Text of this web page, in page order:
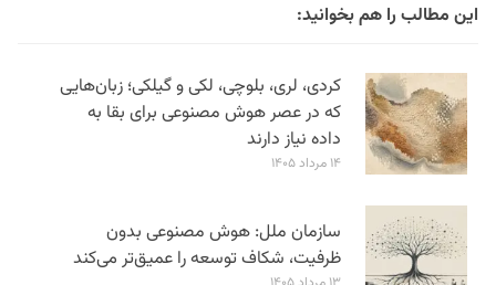
این مطالب را هم بخوانید:
کردی، لری، بلوچی، لکی و گیلکی؛ زبان‌هایی
که در عصر هوش مصنوعی برای بقا به
داده نیاز دارند
۱۴ مرداد ۱۴۰۵
سازمان ملل: هوش مصنوعی بدون
ظرفیت، شکاف توسعه را عمیق‌تر می‌کند